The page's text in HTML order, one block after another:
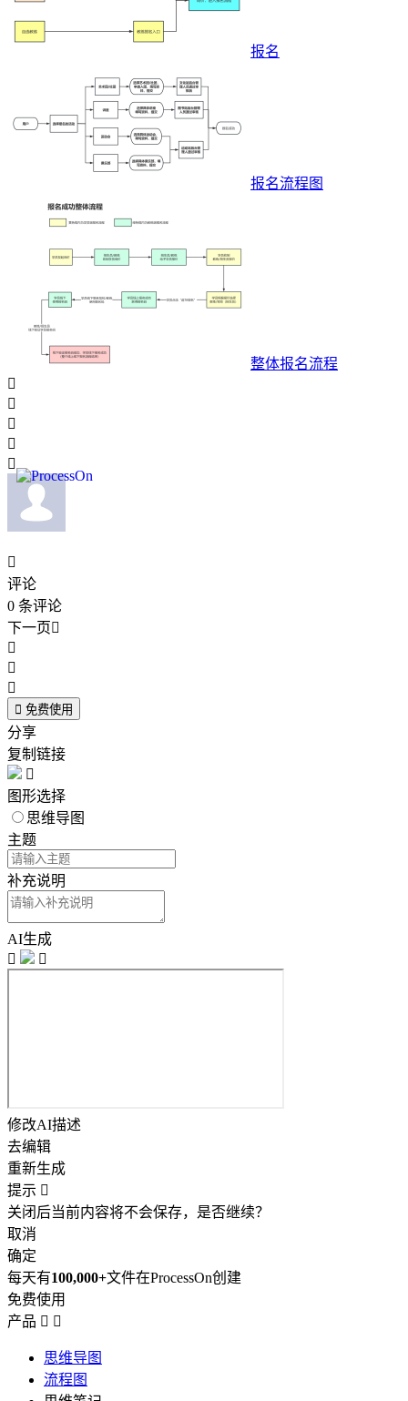
报名
报名流程图
整体报名流程






评论
0 条评论
下一页



 免费使用
分享
复制链接

图形选择
思维导图
主题
补充说明
AI生成


修改AI描述
去编辑
重新生成
提示 
关闭后当前内容将不会保存，是否继续？
取消
确定
每天有100,000+文件在ProcessOn创建
免费使用
产品  
思维导图
流程图